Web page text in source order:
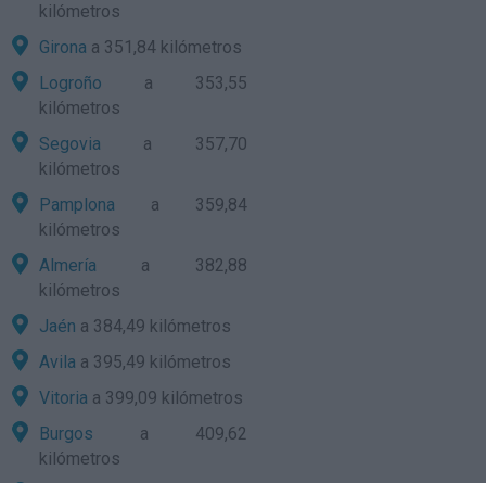
kilómetros
Girona a 351,84 kilómetros
Logroño a 353,55
kilómetros
Segovia a 357,70
kilómetros
Pamplona a 359,84
kilómetros
Almería a 382,88
kilómetros
Jaén a 384,49 kilómetros
Avila a 395,49 kilómetros
Vitoria a 399,09 kilómetros
Burgos a 409,62
kilómetros